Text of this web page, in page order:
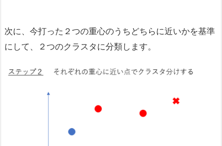
次に、今打った２つの重心のうちどちらに近いかを基準
にして、２つのクラスタに分類します。